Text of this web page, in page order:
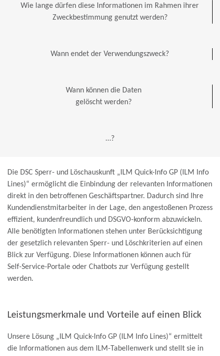
Wie lange dürfen diese Informationen im Rahmen ihrer
Zweckbestimmung genutzt werden?
Wann endet der Verwendungszweck?
Wann können die Daten
gelöscht werden?
…?
Die DSC Sperr- und Löschauskunft „ILM Quick-Info GP (ILM Info
Lines)“ ermöglicht die Einbindung der relevanten Informationen
direkt in den betroffenen Geschäftspartner. Dadurch sind Ihre
Kundendienstmitarbeiter in der Lage, den angestoßenen Prozess
effizient, kundenfreundlich und DSGVO-konform abzuwickeln.
Alle benötigten Informationen stehen unter Berücksichtigung
der gesetzlich relevanten Sperr- und Löschkriterien auf einen
Blick zur Verfügung. Diese Informationen können auch für
Self-Service-Portale oder Chatbots zur Verfügung gestellt
werden.
Leistungsmerkmale und Vorteile auf einen Blick
Unsere Lösung „ILM Quick-Info GP (ILM Info Lines)“ ermittelt
die Informationen aus dem ILM-Tabellenwerk und stellt sie in